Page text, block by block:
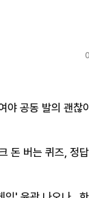
야 공동 발의 괜찮
돈 버는 퀴즈, 정